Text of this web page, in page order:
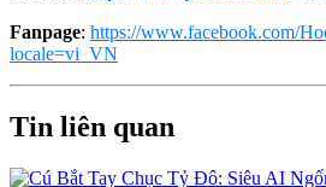
Fanpage: https://www.facebook.com/
locale=vi_VN
Tin liên quan